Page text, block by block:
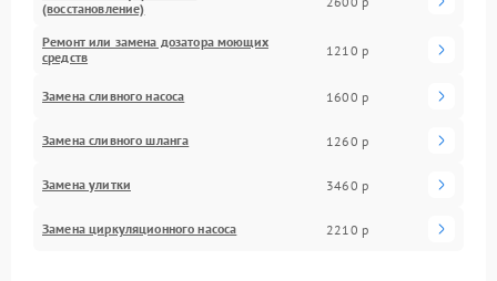
(восстановление)
Ремонт или замена дозатора моющих
средств
1210 р
Замена сливного насоса 1600 р
Замена сливного шланга 1260 р
Замена улитки 3460 р
Замена циркуляционного насоса 2210 р